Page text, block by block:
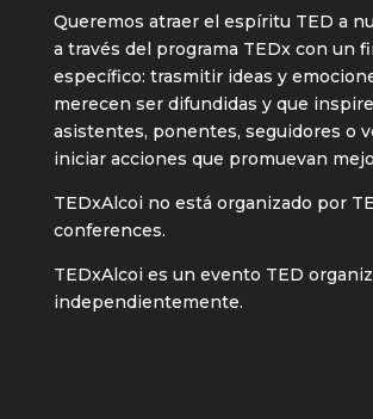
Queremos atraer el espíritu TED a
a través del programa TEDx con un
específico: trasmitir ideas y
merecen ser difundidas y que
asistentes, ponentes, seguidores o
iniciar acciones que promuevan
TEDxAlcoi no está organizado por
conferences.
TEDxAlcoi es un evento TED
independientemente.